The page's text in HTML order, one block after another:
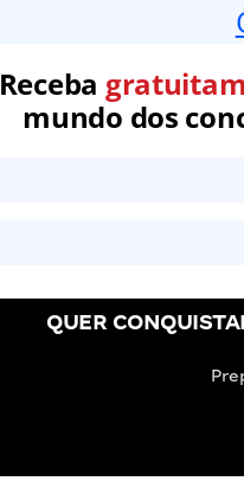
Receba
mundo dos
QUER